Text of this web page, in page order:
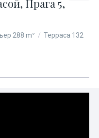
Прага 5,
288 m² / Терраса 132